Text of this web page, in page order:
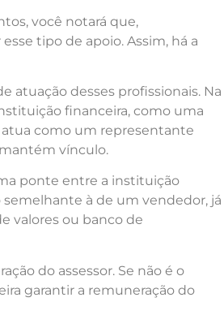
você notará que,
tipo de apoio. Assim, há a
atuação desses profissionais. Na
financeira, como uma
como um representante
vínculo.
ponte entre a instituição
semelhante à de um vendedor, já
valores ou banco de
do assessor. Se não é o
garantir a remuneração do